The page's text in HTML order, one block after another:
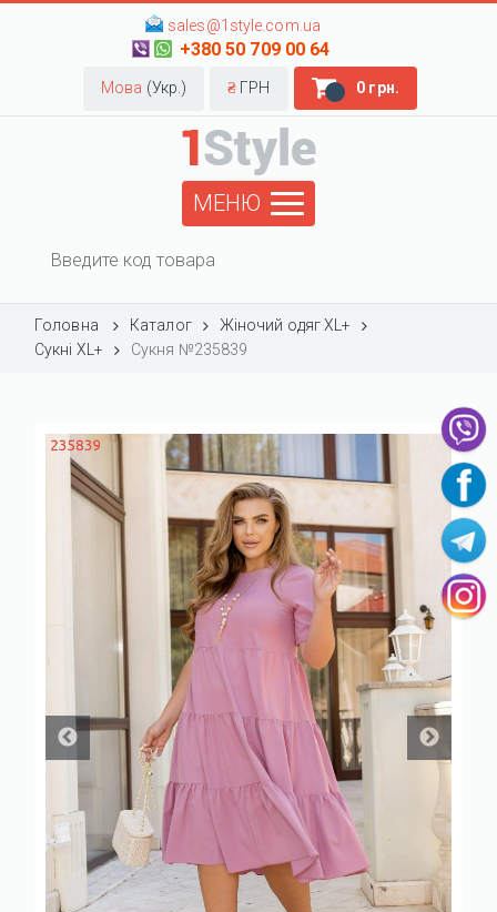
sales@1style.com.ua
+380 50 709 00 64
Мова (Укр.) ₴ ГРН 0 грн.
МЕНЮ
Головна Каталог
Жіночий одяг XL+
Сукні XL+
Сукня №235839